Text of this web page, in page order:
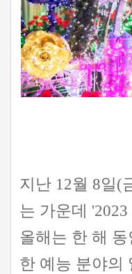
지난 12월 8일(
는 가운데
올해는 한 해
한 예능 분야의